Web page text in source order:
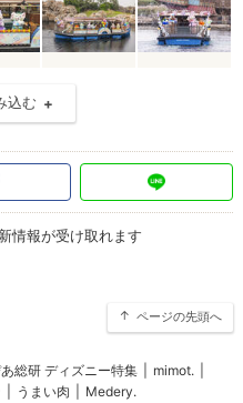
込む
情報が受け取れます
ページの先頭へ
総研 ディズニー特集 mimot.
うまい肉 Medery.